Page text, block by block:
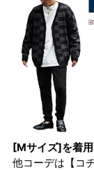
[Mサイズ]を着
他コーデは 【コ